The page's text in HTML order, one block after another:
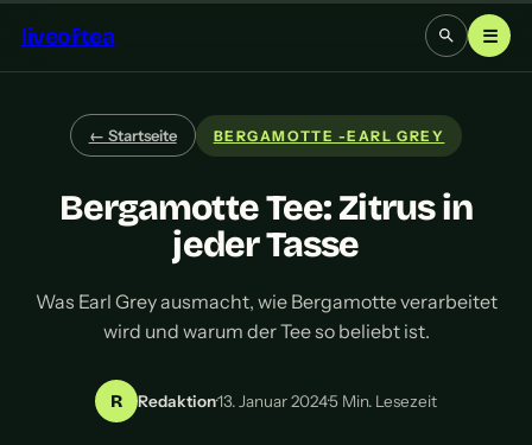
liveoftea ☰
← Startseite BERGAMOTTE -EARL GREY
Bergamotte Tee: Zitrus in
jeder Tasse
Was Earl Grey ausmacht, wie Bergamotte verarbeitet
wird und warum der Tee so beliebt ist.
R Redaktion·13. Januar 2024·5 Min. Lesezeit